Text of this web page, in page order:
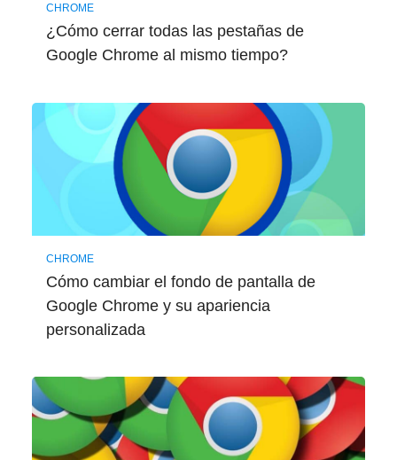
CHROME
¿Cómo cerrar todas las pestañas de
Google Chrome al mismo tiempo?
CHROME
Cómo cambiar el fondo de pantalla de
Google Chrome y su apariencia
personalizada